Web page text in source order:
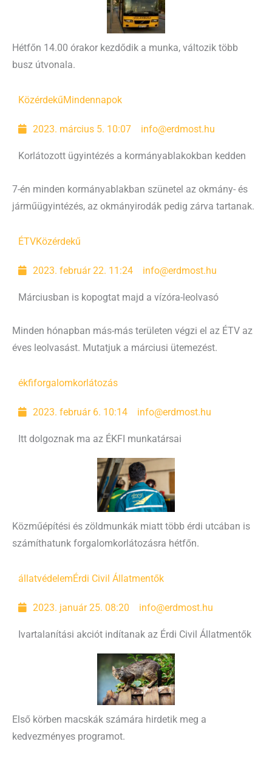
Hétfőn 14.00 órakor kezdődik a munka, változik több
busz útvonala.
KözérdekűMindennapok
2023. március 5. 10:07 info@erdmost.hu
Korlátozott ügyintézés a kormányablakokban kedden
7-én minden kormányablakban szünetel az okmány- és
járműügyintézés, az okmányirodák pedig zárva tartanak.
ÉTVKözérdekű
2023. február 22. 11:24 info@erdmost.hu
Márciusban is kopogtat majd a vízóra-leolvasó
Minden hónapban más-más területen végzi el az ÉTV az
éves leolvasást. Mutatjuk a márciusi ütemezést.
ékfiforgalomkorlátozás
2023. február 6. 10:14 info@erdmost.hu
Itt dolgoznak ma az ÉKFI munkatársai
Közműépítési és zöldmunkák miatt több érdi utcában is
számíthatunk forgalomkorlátozásra hétfőn.
állatvédelemÉrdi Civil Állatmentők
2023. január 25. 08:20 info@erdmost.hu
Ivartalanítási akciót indítanak az Érdi Civil Állatmentők
Első körben macskák számára hirdetik meg a
kedvezményes programot.